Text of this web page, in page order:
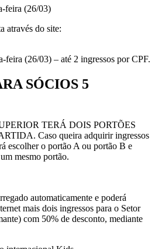
feira (26/03)
do site:
feira (26/03) – até 2 ingressos por CPF.
SÓCIOS 5
TERÁ DOIS PORTÕES
Caso queira adquirir ingressos
escolher o portão A ou portão B e
mesmo portão.
automaticamente e poderá
mais dois ingressos para o Setor
com 50% de desconto, mediante